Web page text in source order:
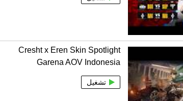
Cresht x Eren Skin Spotlight
Garena AOV Indonesia
تشغيل